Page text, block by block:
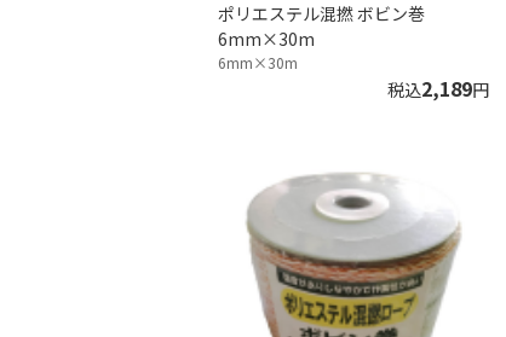
ポリエステル混撚 ボビン巻
6mm×30m
6mm×30m
税込2,189円